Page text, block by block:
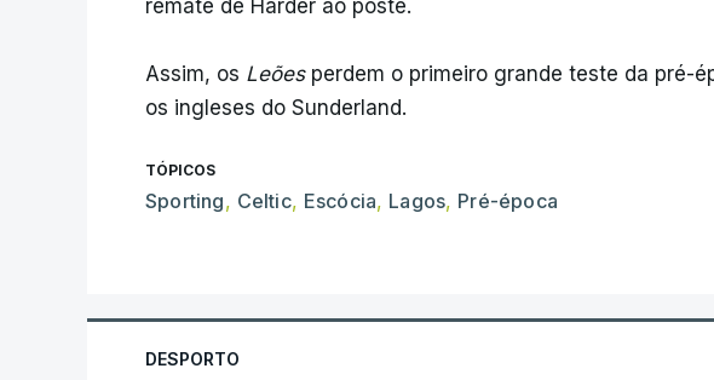
remate de Harder ao poste.
Assim, os Leõesperdem o primeiro grande teste da pré-
os ingleses do Sunderland.
TÓPICOS
Sporting, Celtic, Escócia, Lagos, Pré-época
DESPORTO